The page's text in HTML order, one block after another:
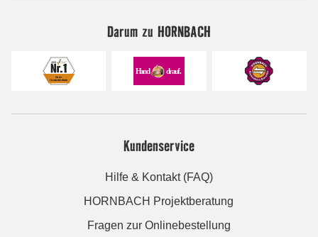
Darum zu HORNBACH
Kundenservice
Hilfe & Kontakt (FAQ)
HORNBACH Projektberatung
Fragen zur Onlinebestellung